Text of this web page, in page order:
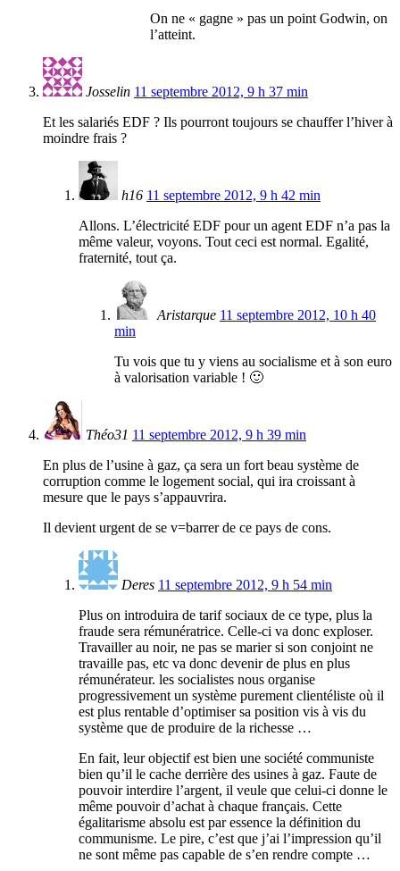
On ne « gagne » pas un point Godwin, on
l’atteint.
Josselin 11 septembre 2012, 9 h 37 min
Et les salariés EDF ? Ils pourront toujours se chauffer l’hiver à
moindre frais ?
h16 11 septembre 2012, 9 h 42 min
Allons. L’électricité EDF pour un agent EDF n’a pas la
même valeur, voyons. Tout ceci est normal. Egalité,
fraternité, tout ça.
Aristarque 11 septembre 2012, 10 h 40
min
Tu vois que tu y viens au socialisme et à son euro
à valorisation variable ! 🙂
Théo31 11 septembre 2012, 9 h 39 min
En plus de l’usine à gaz, ça sera un fort beau système de
corruption comme le logement social, qui ira croissant à
mesure que le pays s’appauvrira.
Il devient urgent de se v=barrer de ce pays de cons.
Deres 11 septembre 2012, 9 h 54 min
Plus on introduira de tarif sociaux de ce type, plus la
fraude sera rémunératrice. Celle-ci va donc exploser.
Travailler au noir, ne pas se marier si son conjoint ne
travaille pas, etc va donc devenir de plus en plus
rémunérateur. les socialistes nous organise
progressivement un système purement clientéliste où il
est plus rentable d’optimiser sa position vis à vis du
système que de produire de la richesse …
En fait, leur objectif est bien une société communiste
bien qu’il le cache derrière des usines à gaz. Faute de
pouvoir interdire l’argent, il veule que celui-ci donne le
même pouvoir d’achat à chaque français. Cette
égalitarisme absolu est par essence la définition du
communisme. Le pire, c’est que j’ai l’impression qu’il
ne sont même pas capable de s’en rendre compte …